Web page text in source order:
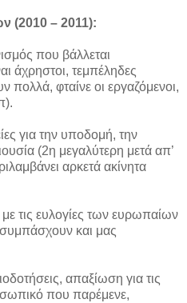
(2010 – 2011):
που βάλλεται
άχρηστοι, τεμπέληδες
πολλά, φταίνε οι εργαζόμενοι,
για την υποδομή, την
(2η μεγαλύτερη μετά απ’
αρκετά ακίνητα
τις ευλογίες των ευρωπαίων
και μας
απαξίωση για τις
που παρέμενε,